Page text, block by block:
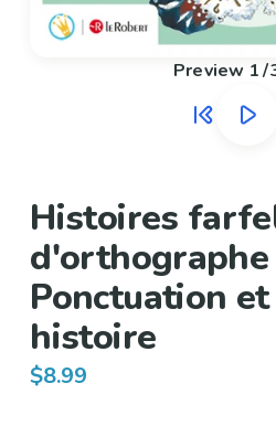
Preview 1/
Histoires
d'orthographe
Ponctuation
histoire
$8.99